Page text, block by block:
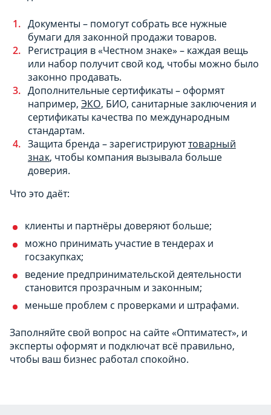
Документы – помогут собрать все нужные
бумаги для законной продажи товаров.
Регистрация в «Честном знаке» – каждая вещь
или набор получит свой код, чтобы можно было
законно продавать.
Дополнительные сертификаты – оформят
например, ЭКО, БИО, санитарные заключения и
сертификаты качества по международным
стандартам.
Защита бренда – зарегистрируюттоварный
знак, чтобы компания вызывала больше
доверия.
Что это даёт:
клиенты и партнёры доверяют больше;
можно принимать участие в тендерах и
госзакупках;
ведение предпринимательской деятельности
становится прозрачным и законным;
меньше проблем с проверками и штрафами.
Заполняйте свой вопрос на сайте «Оптиматест», и
эксперты оформят и подключат всё правильно,
чтобы ваш бизнес работал спокойно.